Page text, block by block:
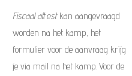
Fiscaal attestkan aangevraagd
worden na het kamp, het
formulier voor de aanvraag krijg
je via mail na het kamp. Voor de